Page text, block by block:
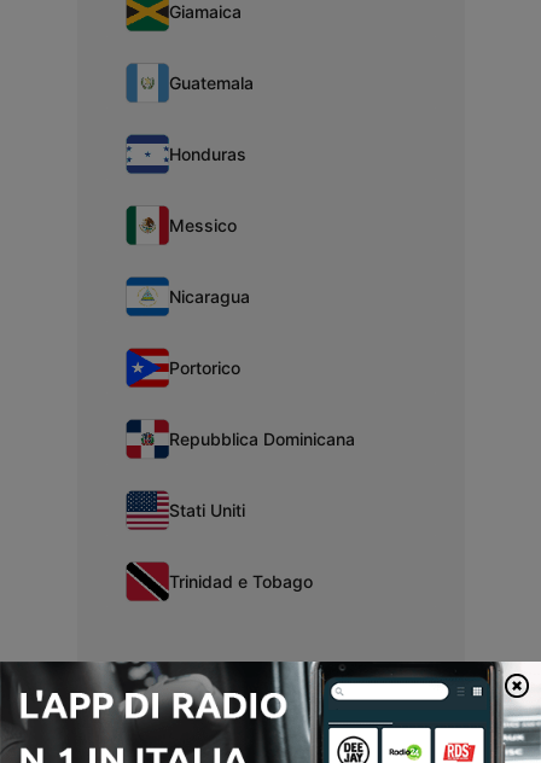
Giamaica
Guatemala
Honduras
Messico
Nicaragua
Portorico
Repubblica Dominicana
Stati Uniti
Trinidad e Tobago
America del Sud